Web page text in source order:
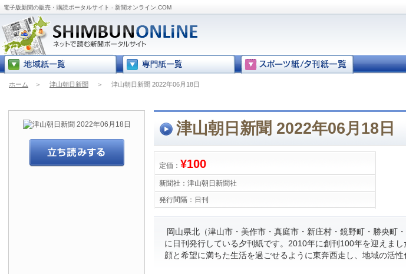
電子版新聞の販売・購読ポータルサイト - 新聞オンライン.COM
ホーム ＞ 津山朝日新聞 ＞ 津山朝日新聞 2022年06月18日
津山朝日新聞 2022年06月18日
定価： ¥100
新聞社： 津山朝日新聞社
発行間隔： 日刊
岡山県北（津山市・美作市・真庭市・新庄村・鏡野町・勝央町
に日刊発行している夕刊紙です。2010年に創刊100年を迎えま
顔と希望に満ちた生活を過ごせるように東奔西走し、地域の活性